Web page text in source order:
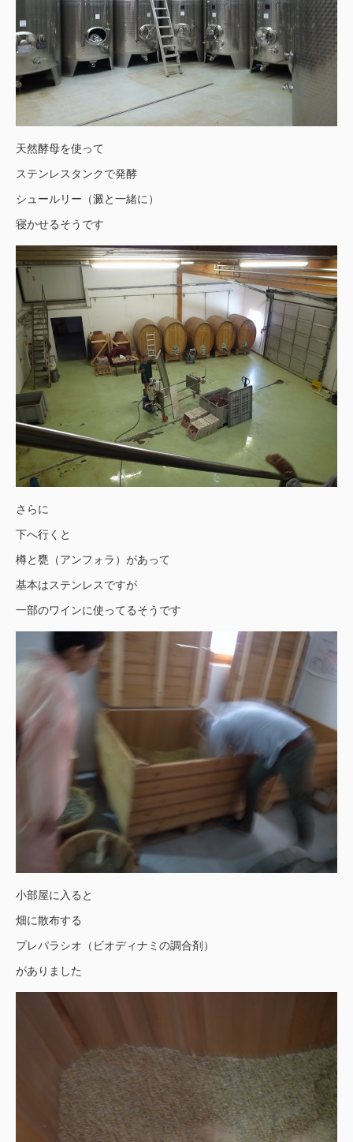
天然酵母を使って
ステンレスタンクで発酵
シュールリー（澱と一緒に）
寝かせるそうです
さらに
下へ行くと
樽と甕（アンフォラ）があって
基本はステンレスですが
一部のワインに使ってるそうです
小部屋に入ると
畑に散布する
プレパラシオ（ビオディナミの調合剤）
がありました